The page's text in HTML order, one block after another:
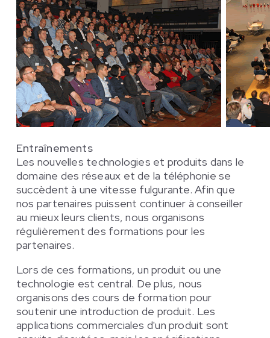
Entraînements
Les nouvelles technologies et produits dans le
domaine des réseaux et de la téléphonie se
succèdent à une vitesse fulgurante. Afin que
nos partenaires puissent continuer à conseiller
au mieux leurs clients, nous organisons
régulièrement des formations pour les
partenaires.
Lors de ces formations, un produit ou une
technologie est central. De plus, nous
organisons des cours de formation pour
soutenir une introduction de produit. Les
applications commerciales d'un produit sont